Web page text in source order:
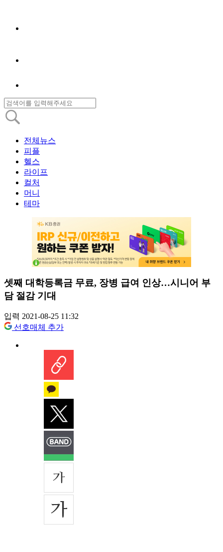
전체뉴스
피플
헬스
라이프
컬처
머니
테마
셋째 대학등록금 무료, 장병 급여 인상…시니어 부
담 절감 기대
입력 2021-08-25 11:32
선호매체 추가